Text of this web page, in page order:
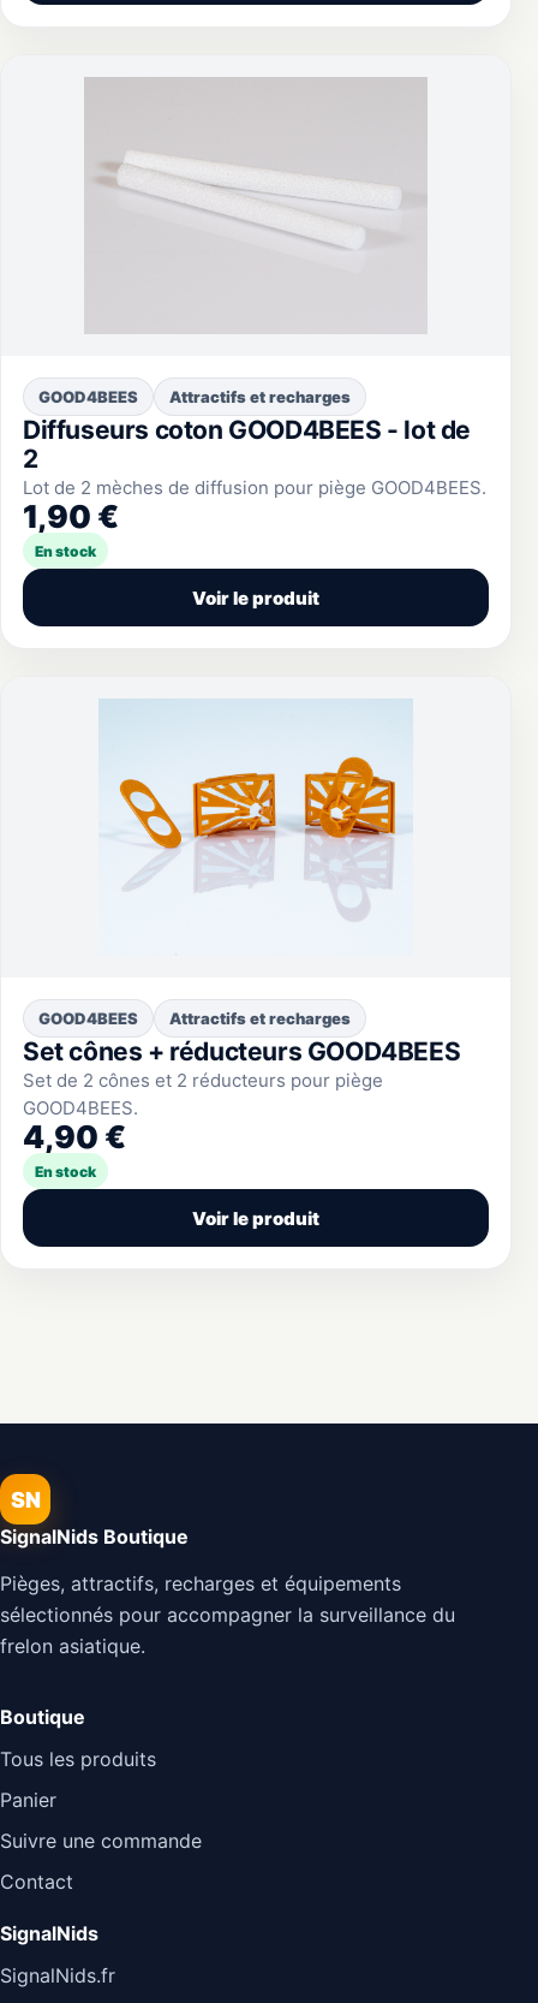
GOOD4BEES Attractifs et recharges
Diffuseurs coton GOOD4BEES - lot de
2
Lot de 2 mèches de diffusion pour piège GOOD4BEES.
1,90 €
En stock
Voir le produit
GOOD4BEES Attractifs et recharges
Set cônes + réducteurs GOOD4BEES
Set de 2 cônes et 2 réducteurs pour piège
GOOD4BEES.
4,90 €
En stock
Voir le produit
SN
SignalNids Boutique
Pièges, attractifs, recharges et équipements
sélectionnés pour accompagner la surveillance du
frelon asiatique.
Boutique
Tous les produits
Panier
Suivre une commande
Contact
SignalNids
SignalNids.fr